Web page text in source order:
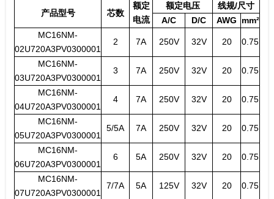
产品型号 芯数
额定
电流
额定电压
线规/尺寸
A/C
D/C AWG
mm²
MC16NM-
02U720A3PV0300001
2 7A 250V 32V 20 0.75
MC16NM-
03U720A3PV0300001
3 7A 250V 32V 20 0.75
MC16NM-
04U720A3PV0300001
4 7A 250V 32V 20 0.75
MC16NM-
05U720A3PV0300001
5/5A 7A 250V 32V 20 0.75
MC16NM-
06U720A3PV0300001
6 5A 250V 32V 20 0.75
MC16NM-
07U720A3PV0300001
7/7A 5A 125V 32V 20 0.75